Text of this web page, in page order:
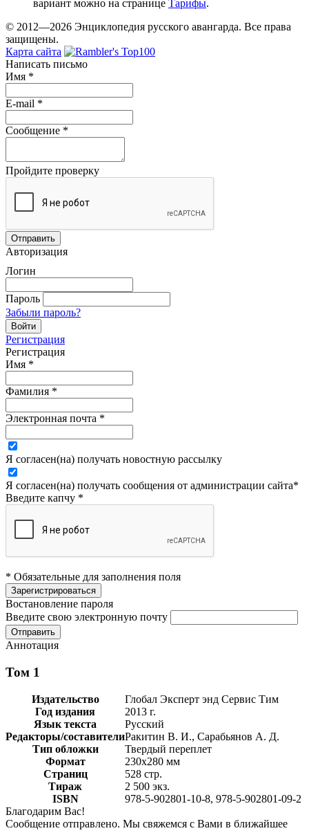
вариант можно на странице Тарифы.
© 2012—2026 Энциклопедия русского авангарда. Все права
защищены.
Карта сайта
Написать письмо
Имя *
E-mail *
Сообщение *
Пройдите проверку
Авторизация
Логин
Пароль
Забыли пароль?
Регистрация
Регистрация
Имя *
Фамилия *
Электронная почта *
Я согласен(на) получать новостную рассылку
Я согласен(на) получать сообщения от администрации сайта*
Введите капчу *
* Обязательные для заполнения поля
Востановление пароля
Введите свою электронную почту
Аннотация
Том 1
Издательство
Глобал Эксперт энд Сервис Тим
Год издания
2013 г.
Язык текста
Русский
Редакторы/составителиРакитин В. И., Сарабьянов А. Д.
Тип обложки
Твердый переплет
Формат
230х280 мм
Страниц
528 стр.
Тираж
2 500 экз.
ISBN
978-5-902801-10-8, 978-5-902801-09-2
Благодарим Вас!
Сообщение отправлено. Мы свяжемся с Вами в ближайшее